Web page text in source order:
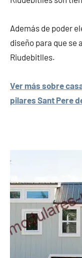
Además de poder
diseño para que se
Riudebitlles.
Ver más sobre
pilares Sant Pere